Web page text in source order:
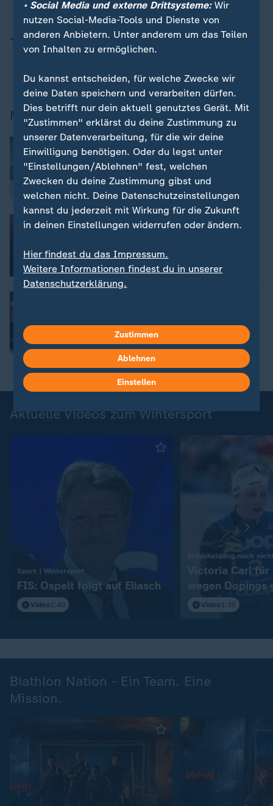
Thema
Wintersport
Mehr Wintersport
Wintersport
Videos, Livestreams, Ticker, Zeitplan
Verfolgen Sie Events live
Wintersport im Livestream
:
Aktuelle Videos zum Wintersport
Sport | Wintersport
FIS: Ospelt folgt auf Eliasch
Video 1:40
Entscheidung noch
Victoria Carl
wegen
Video 1:35
Biathlon Nation - Ein Team. Eine
Mission.
• Social Media und externe Drittsysteme:Wir
nutzen Social-Media-Tools und Dienste von
anderen Anbietern. Unter anderem um das Teilen
von Inhalten zu ermöglichen.
Du kannst entscheiden, für welche Zwecke wir
deine Daten speichern und verarbeiten dürfen.
Dies betrifft nur dein aktuell genutztes Gerät. Mit
"Zustimmen" erklärst du deine Zustimmung zu
unserer Datenverarbeitung, für die wir deine
Einwilligung benötigen. Oder du legst unter
"Einstellungen/Ablehnen" fest, welchen
Zwecken du deine Zustimmung gibst und
welchen nicht. Deine Datenschutzeinstellungen
kannst du jederzeit mit Wirkung für die Zukunft
in deinen Einstellungen widerrufen oder ändern.
Hier findest du das Impressum.
Weitere Informationen findest du in unserer
Datenschutzerklärung.
Zustimmen
Ablehnen
Einstellen